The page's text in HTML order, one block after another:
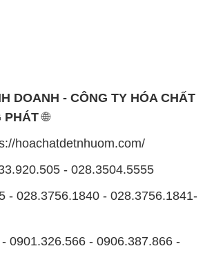
DOANH - CÔNG TY HÓA CHẤT
PHÁT🌐
hoachatdetnhuom.com/
- 028.3504.5555
- 028.3756.1840 - 028.3756.1841-
0901.326.566 - 0906.387.866 -